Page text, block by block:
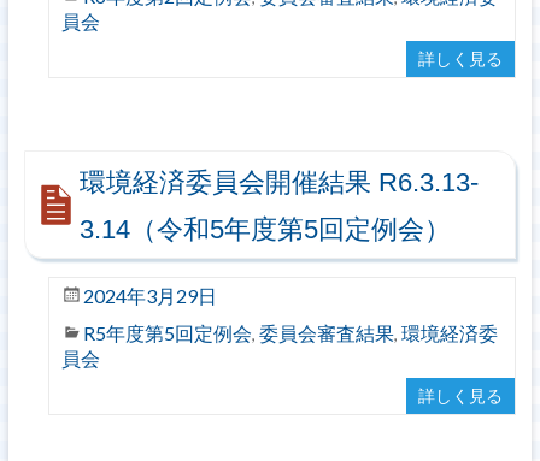
員会
詳しく見る
環境経済委員会開催結果 R6.3.13-
3.14（令和5年度第5回定例会）
2024年3月29日
R5年度第5回定例会, 委員会審査結果, 環境経済委
員会
詳しく見る